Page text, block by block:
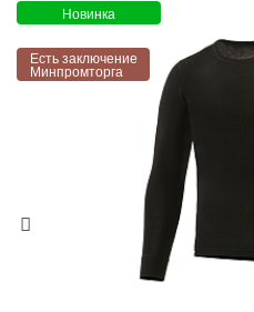
Новинка
Есть заключение
Минпромторга